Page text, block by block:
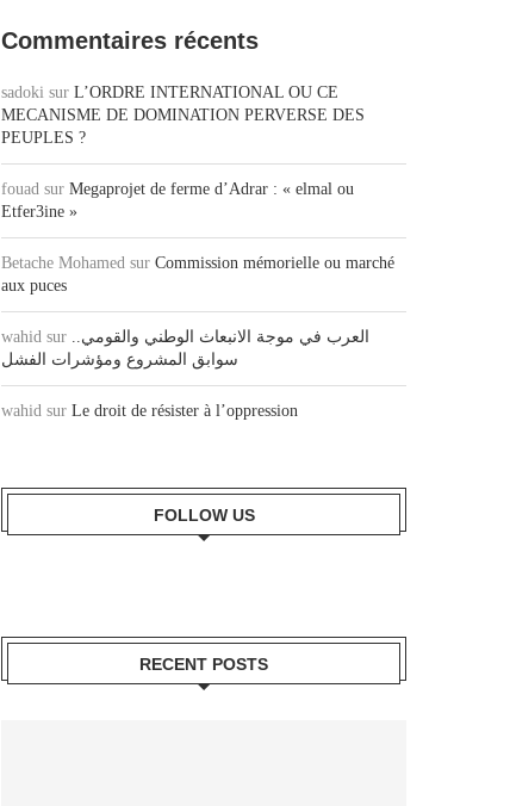
Commentaires récents
sadoki sur L’ORDRE INTERNATIONAL OU CE
MECANISME DE DOMINATION PERVERSE DES
PEUPLES ?
fouad sur Megaprojet de ferme d’Adrar : « elmal ou
Etfer3ine »
Betache Mohamed sur Commission mémorielle ou marché
aux puces
wahid sur العرب في موجة الانبعاث الوطني والقومي..
سوابق المشروع ومؤشرات الفشل
wahid sur Le droit de résister à l’oppression
FOLLOW US
RECENT POSTS